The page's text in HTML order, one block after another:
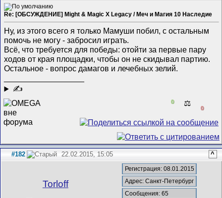
Re: [ОБСУЖДЕНИЕ] Might & Magic X Legacy / Меч и Магия 10 Наследие
Ну, из этого всего я только Мамуши побил, с остальным
помочь не могу - забросил играть.
Всё, что требуется для победы: отойти за первые пару
ходов от края площадки, чтобы он не скидывал партию.
Остальное - вопрос дамагов и лечебных зелий.
✍
0 ⚖️
0
#182 22.02.2015, 15:05 ^
Torloff
Регистрация: 08.01.2015
Адрес: Санкт-Петербург
Сообщения: 65